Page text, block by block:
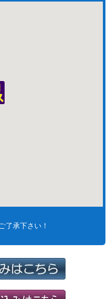
了承下さい！